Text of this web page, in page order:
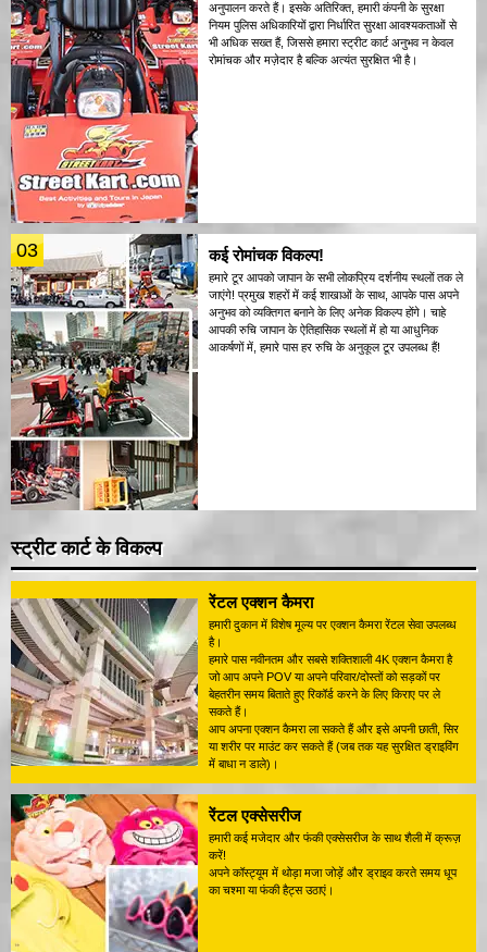
अनुपालन करते हैं। इसके अतिरिक्त, हमारी कंपनी के सुरक्षा
नियम पुलिस अधिकारियों द्वारा निर्धारित सुरक्षा आवश्यकताओं से
भी अधिक सख्त हैं, जिससे हमारा स्ट्रीट कार्ट अनुभव न केवल
रोमांचक और मज़ेदार है बल्कि अत्यंत सुरक्षित भी है।
03 कई रोमांचक विकल्प!
हमारे टूर आपको जापान के सभी लोकप्रिय दर्शनीय स्थलों तक ले
जाएंगे! प्रमुख शहरों में कई शाखाओं के साथ, आपके पास अपने
अनुभव को व्यक्तिगत बनाने के लिए अनेक विकल्प होंगे। चाहे
आपकी रुचि जापान के ऐतिहासिक स्थलों में हो या आधुनिक
आकर्षणों में, हमारे पास हर रुचि के अनुकूल टूर उपलब्ध हैं!
स्ट्रीट कार्ट के विकल्प
रेंटल एक्शन कैमरा
हमारी दुकान में विशेष मूल्य पर एक्शन कैमरा रेंटल सेवा उपलब्ध
है।
हमारे पास नवीनतम और सबसे शक्तिशाली 4K एक्शन कैमरा है
जो आप अपने POV या अपने परिवार/दोस्तों को सड़कों पर
बेहतरीन समय बिताते हुए रिकॉर्ड करने के लिए किराए पर ले
सकते हैं।
आप अपना एक्शन कैमरा ला सकते हैं और इसे अपनी छाती, सिर
या शरीर पर माउंट कर सकते हैं (जब तक यह सुरक्षित ड्राइविंग
में बाधा न डाले)।
रेंटल एक्सेसरीज
हमारी कई मजेदार और फंकी एक्सेसरीज के साथ शैली में क्रूज़
करें!
अपने कॉस्ट्यूम में थोड़ा मजा जोड़ें और ड्राइव करते समय धूप
का चश्मा या फंकी हैट्स उठाएं।